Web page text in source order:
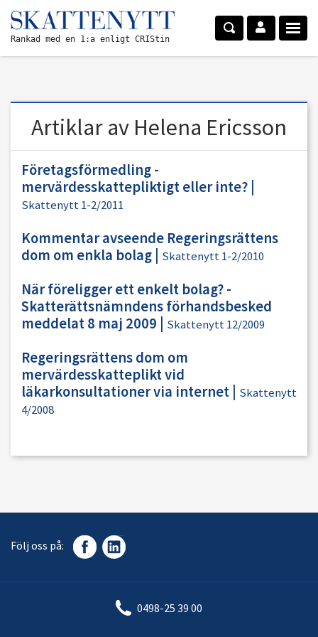
Rankad med en 1:a enligt CRIStin
Artiklar av Helena Ericsson
Företagsförmedling -
mervärdesskattepliktigt eller inte?
Skattenytt 1-2/2011
Kommentar avseende Regeringsrättens
dom om enkla bolag
Skattenytt 1-2/2010
När föreligger ett enkelt bolag? -
Skatterättsnämndens förhandsbesked
meddelat 8 maj 2009
Skattenytt 12/2009
Regeringsrättens dom om
mervärdesskatteplikt vid
läkarkonsultationer via internet
Skattenytt
4/2008
Följ oss på:
0498-25 39 00